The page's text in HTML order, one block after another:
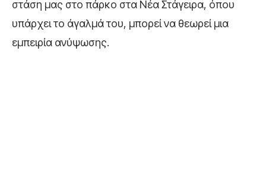
στάση μας στο πάρκο στα Νέα Στάγειρα, όπου
υπάρχει το άγαλμά του, μπορεί να θεωρεί μια
εμπειρία ανύψωσης.